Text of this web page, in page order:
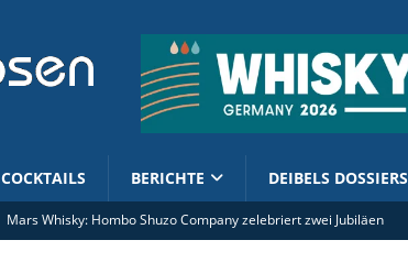
COCKTAILS BERICHTE DEIBELS DOSSIERS
Mars Whisky: Hombo Shuzo Company zelebriert zwei Jubiläen